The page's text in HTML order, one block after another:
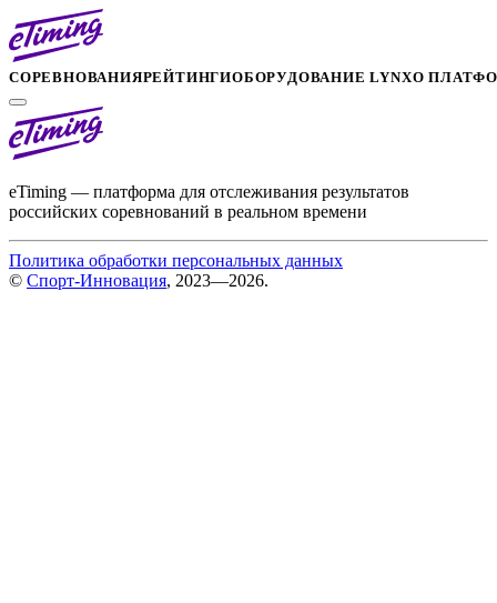
СОРЕВНОВАНИЯРЕЙТИНГИОБОРУДОВАНИЕ LYNXО
eTiming — платформа для отслеживания результатов
российских соревнований в реальном времени
Политика обработки персональных данных
© Спорт-Инновация, 2023—2026.